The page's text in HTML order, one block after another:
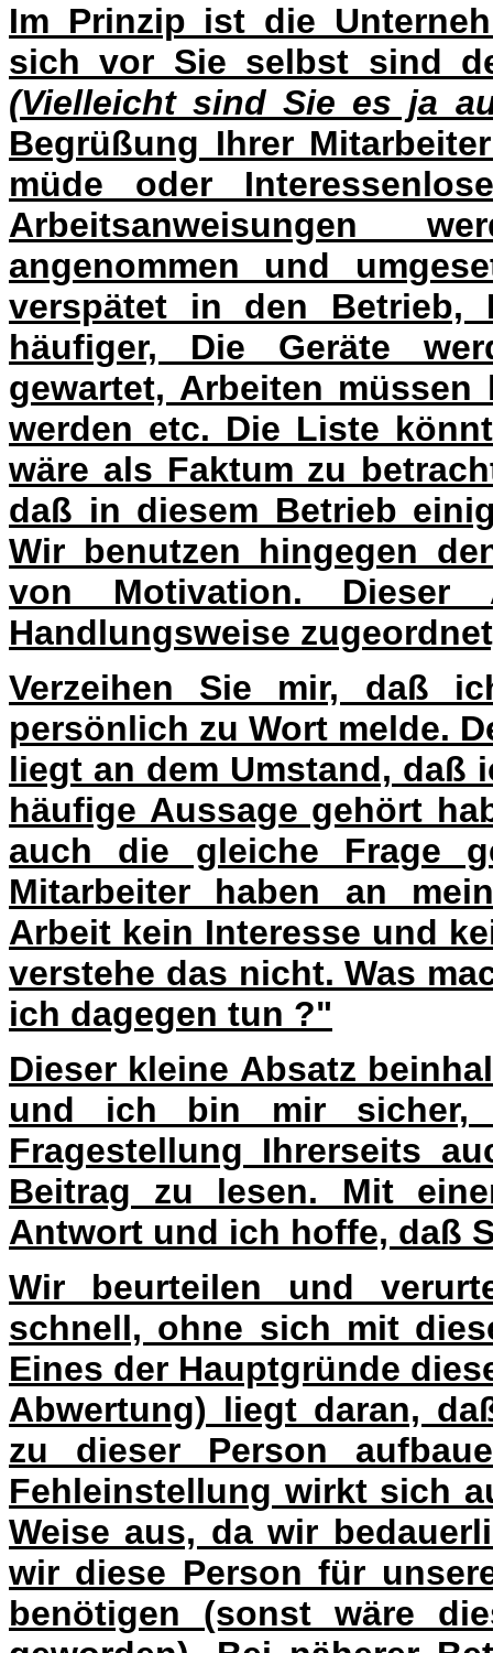
Im Prinzip ist die
sich vor Sie selbst sind
(Vielleicht sind Sie es ja
Begrüßung Ihrer
müde oder
Arbeitsanweisungen
angenommen und
verspätet in den Betrieb,
häufiger, Die Geräte
gewartet, Arbeiten
werden etc. Die Liste
wäre als Faktum zu
daß in diesem Betrieb
Wir benutzen hingegen
von Motivation. Dieser
Handlungsweise
Verzeihen Sie mir, daß
persönlich zu Wort melde.
liegt an dem Umstand, daß
häufige Aussage gehört
auch die gleiche Frage
Mitarbeiter haben an
Arbeit kein Interesse und
verstehe das nicht. Was
ich dagegen tun ?"
Dieser kleine Absatz
und ich bin mir sicher,
Fragestellung Ihrerseits
Beitrag zu lesen. Mit
Antwort und ich hoffe, daß
Wir beurteilen und
schnell, ohne sich mit
Eines der Hauptgründe
Abwertung) liegt daran,
zu dieser Person
Fehleinstellung wirkt sich
Weise aus, da wir
wir diese Person für
benötigen (sonst wäre